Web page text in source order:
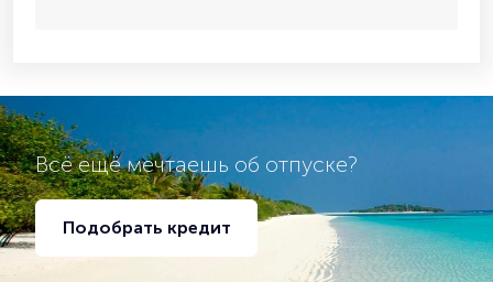
Всё ещё мечтаешь об отпуске?
Подобрать кредит